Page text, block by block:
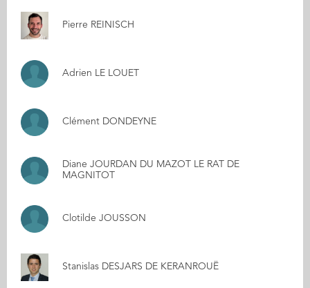
Pierre REINISCH
Adrien LE LOUET
Clément DONDEYNE
Diane JOURDAN DU MAZOT LE RAT DE
MAGNITOT
Clotilde JOUSSON
Stanislas DESJARS DE KERANROUË